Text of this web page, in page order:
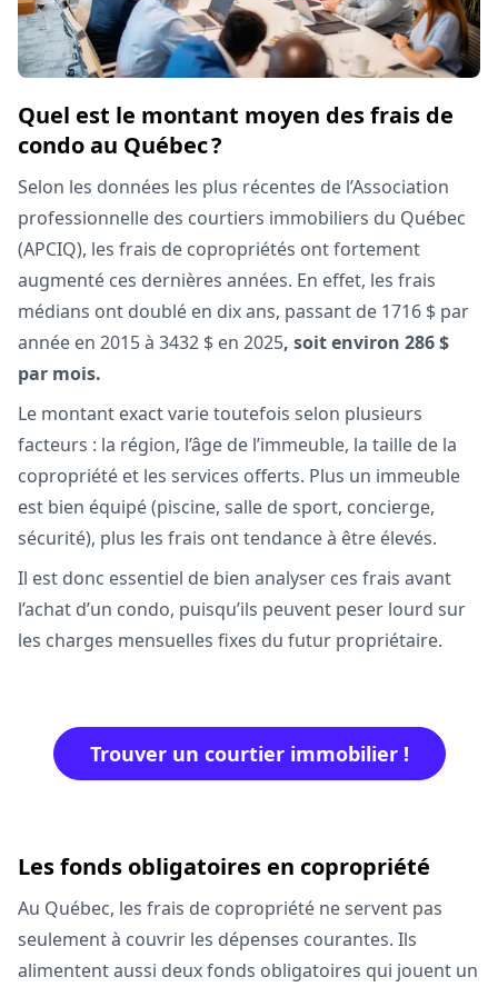
Quel est le montant moyen des frais de
condo au Québec ?
Selon les données les plus récentes de l’Association
professionnelle des courtiers immobiliers du Québec
(APCIQ), les frais de copropriétés ont fortement
augmenté ces dernières années. En effet, les frais
médians ont doublé en dix ans, passant de 1716 $ par
année en 2015 à 3432 $ en 2025, soit environ 286 $
par mois.
Le montant exact varie toutefois selon plusieurs
facteurs : la région, l’âge de l’immeuble, la taille de la
copropriété et les services offerts. Plus un immeuble
est bien équipé (piscine, salle de sport, concierge,
sécurité), plus les frais ont tendance à être élevés.
Il est donc essentiel de bien analyser ces frais avant
l’achat d’un condo, puisqu’ils peuvent peser lourd sur
les charges mensuelles fixes du futur propriétaire.
Trouver un courtier immobilier !
Les fonds obligatoires en copropriété
Au Québec, les frais de copropriété ne servent pas
seulement à couvrir les dépenses courantes. Ils
alimentent aussi deux fonds obligatoires qui jouent un